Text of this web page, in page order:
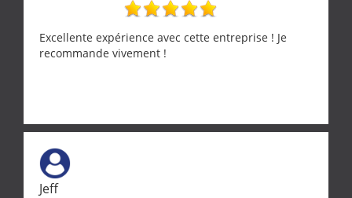
Excellente expérience avec cette entreprise ! Je
recommande vivement !
Jeff